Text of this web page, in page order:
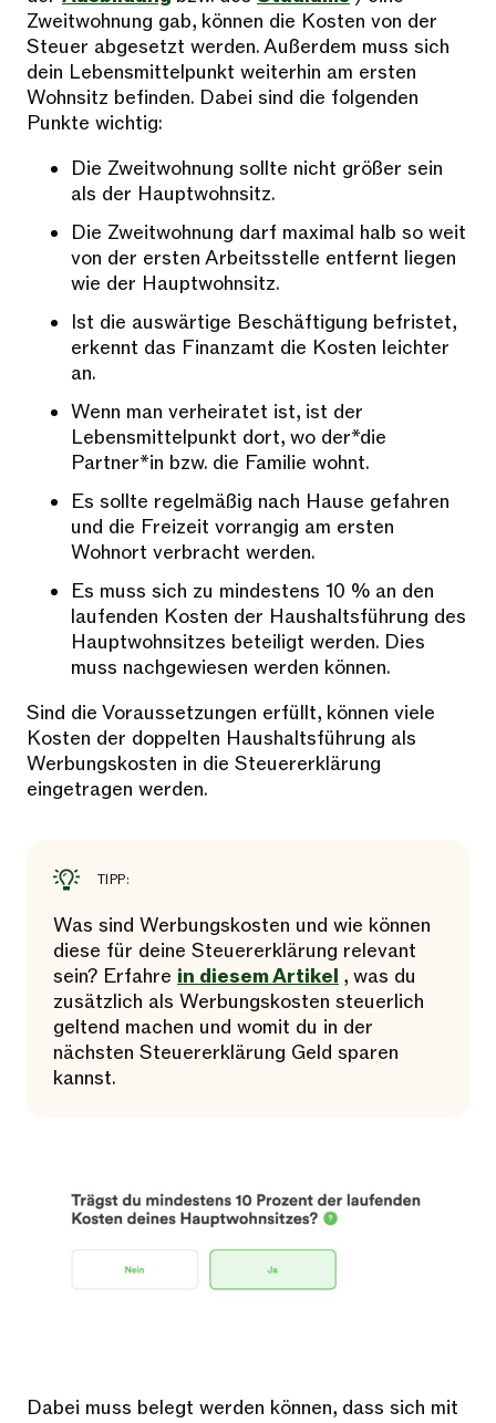
Zweitwohnung gab, können die Kosten von der
Steuer abgesetzt werden. Außerdem muss sich
dein Lebensmittelpunkt weiterhin am ersten
Wohnsitz befinden. Dabei sind die folgenden
Punkte wichtig:
Die Zweitwohnung sollte nicht größer sein
als der Hauptwohnsitz.
Die Zweitwohnung darf maximal halb so weit
von der ersten Arbeitsstelle entfernt liegen
wie der Hauptwohnsitz.
Ist die auswärtige Beschäftigung befristet,
erkennt das Finanzamt die Kosten leichter
an.
Wenn man verheiratet ist, ist der
Lebensmittelpunkt dort, wo der*die
Partner*in bzw. die Familie wohnt.
Es sollte regelmäßig nach Hause gefahren
und die Freizeit vorrangig am ersten
Wohnort verbracht werden.
Es muss sich zu mindestens 10 % an den
laufenden Kosten der Haushaltsführung des
Hauptwohnsitzes beteiligt werden. Dies
muss nachgewiesen werden können.
Sind die Voraussetzungen erfüllt, können viele
Kosten der doppelten Haushaltsführung als
Werbungskosten in die Steuererklärung
eingetragen werden.
TIPP:
Was sind Werbungskosten und wie können
diese für deine Steuererklärung relevant
sein? Erfahre in diesem Artikel , was du
zusätzlich als Werbungskosten steuerlich
geltend machen und womit du in der
nächsten Steuererklärung Geld sparen
kannst.
Dabei muss belegt werden können, dass sich mit